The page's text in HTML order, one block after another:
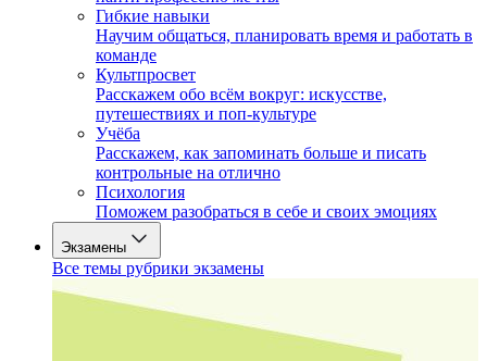
Гибкие навыки
Научим общаться, планировать время и работать в
команде
Культпросвет
Расскажем обо всём вокруг: искусстве,
путешествиях и поп-культуре
Учёба
Расскажем, как запоминать больше и писать
контрольные на отлично
Психология
Поможем разобраться в себе и своих эмоциях
Экзамены
Все темы рубрики экзамены